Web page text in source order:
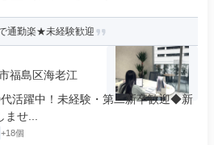
通勤楽★未経験歓迎
福島区海老江
活躍中！未経験・第二新卒歓迎◆新
せ...
+18個